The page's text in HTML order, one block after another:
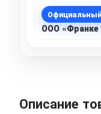
ООО «Франке
Описание